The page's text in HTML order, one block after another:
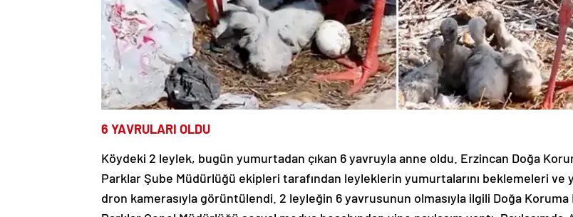
6 YAVRULARI OLDU
Köydeki 2 leylek, bugün yumurtadan çıkan 6 yavruyla anne oldu. Erzincan Doğa
Parklar Şube Müdürlüğü ekipleri tarafından leyleklerin yumurtalarını beklemeleri ve
dron kamerasıyla görüntülendi. 2 leyleğin 6 yavrusunun olmasıyla ilgili Doğa Koruma